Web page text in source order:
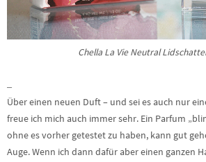
Chella La Vie Neutral
–
Über einen neuen Duft – und sei es auch nur
freue ich mich auch immer sehr. Ein Parfum
ohne es vorher getestet zu haben, kann gut
Auge. Wenn ich dann dafür aber einen ganzen